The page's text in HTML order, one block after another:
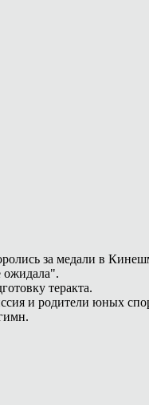
за медали в
ожидала".
теракта.
и родители юных